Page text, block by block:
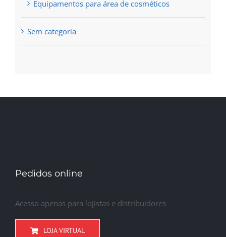
Equipamentos para área de cosméticos
Sem categoria
Pedidos online
Acesso apenas para lojistas e distribuidores
LOJA VIRTUAL